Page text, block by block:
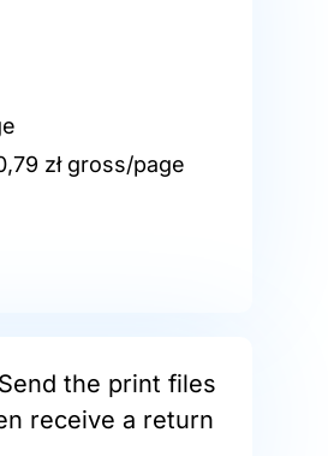
zł gross/page
the print files
receive a return